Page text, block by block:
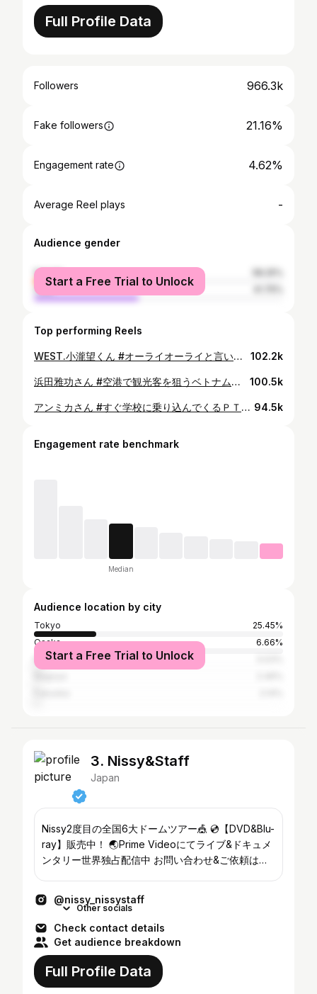
Full Profile Data
Followers 966.3k
Fake followers 21.16%
Engagement rate 4.62%
Average Reel plays -
Audience gender
female
male
Start a Free Trial to Unlock
Top performing Reels
WEST.小瀧望くん #オーライオーライと言い過ぎて車を追突させてしまったガソリンスタンドの店員 #はじめてのウォッシュレット #車の音でご主人が帰ってきたのを察知した柴犬 TBS「イキスギさんについてった」ありがとうございました！ 102.2k
浜田雅功さん #空港で観光客を狙うベトナムのタクシー運転手 #お年玉はめちゃくちゃくれるけど何の仕事してるかわからない親戚 #地主にめちゃくちゃ怒られている松茸泥棒 #競艇選手カレンダーの９月 #トリニクって何の肉 でやらせてもらいました。 浜田さんありがとうございます！ 100.5k
アンミカさん #すぐ学校に乗り込んでくるＰＴＡの本部役員 #遅刻しているベムとベロをキレながら待つベラ #インドで実写化された鬼滅の刃にて賛否両論を巻き起こした禰󠄀豆子 #出荷前で少し緊張している岩下の新生姜 #芸能界のパワースポット 94.5k
Engagement rate benchmark
Median
Audience location by city
Tokyo
25.45%
Osaka
6.66%
Nakagyō-ku
Start a Free Trial to Unlock
3. Nissy&Staff
Japan
Nissy2度目の全国6大ドームツアー🎪 💿【DVD&Blu-
ray】販売中！ 🌏Prime Videoにてライブ&ドキュメ
ンタリー世界独占配信中 お問い合わせ&ご依頼は
@nissy_nissystaff
Other socials
Check contact details
Get audience breakdown
Full Profile Data